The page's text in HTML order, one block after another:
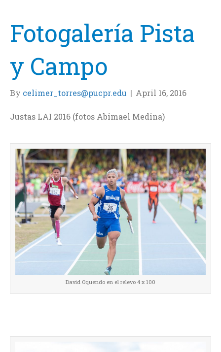
Fotogalería Pista
y Campo
By celimer_torres@pucpr.edu | April 16, 2016
Justas LAI 2016 (fotos Abimael Medina)
David Oquendo en el relevo 4 x 100